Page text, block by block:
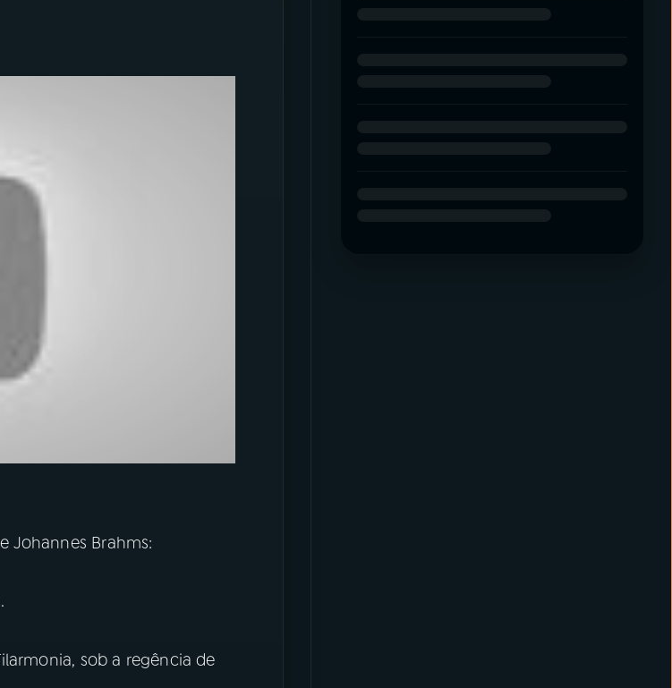
Johannes Brahms:
sob a regência de